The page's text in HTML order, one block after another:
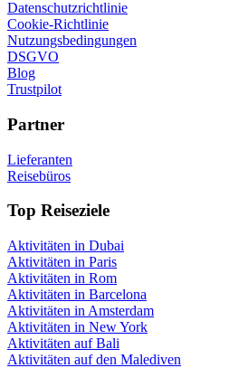
Datenschutzrichtlinie
Cookie-Richtlinie
Nutzungsbedingungen
DSGVO
Blog
Trustpilot
Partner
Lieferanten
Reisebüros
Top Reiseziele
Aktivitäten in Dubai
Aktivitäten in Paris
Aktivitäten in Rom
Aktivitäten in Barcelona
Aktivitäten in Amsterdam
Aktivitäten in New York
Aktivitäten auf Bali
Aktivitäten auf den Malediven